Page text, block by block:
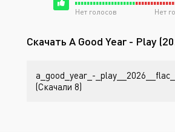
Нет голосов Нет
Скачать A Good Year - Play
a_good_year_-
(Скачали 8)